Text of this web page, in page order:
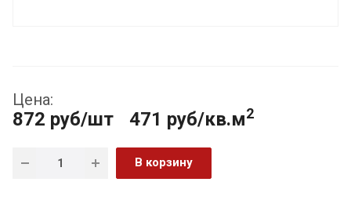
Цена:
872 руб/шт 471 руб/кв.м2
В корзину